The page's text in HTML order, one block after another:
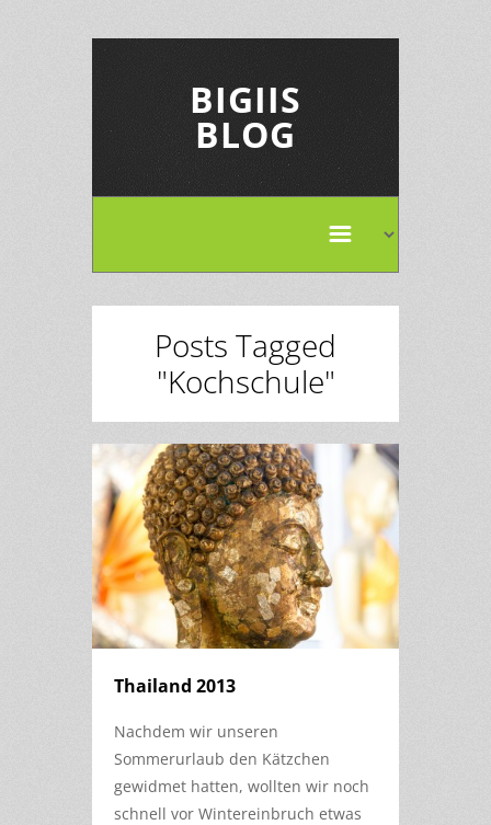
BIGIIS
BLOG
Posts Tagged
"Kochschule"
Thailand 2013
Nachdem wir unseren
Sommerurlaub den Kätzchen
gewidmet hatten, wollten wir noch
schnell vor Wintereinbruch etwas